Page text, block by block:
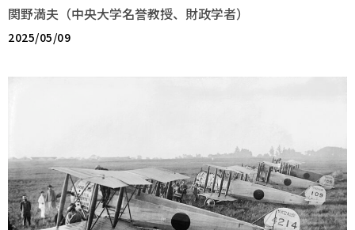
関野満夫（中央大学名誉教授、財政学者）
2025/05/09